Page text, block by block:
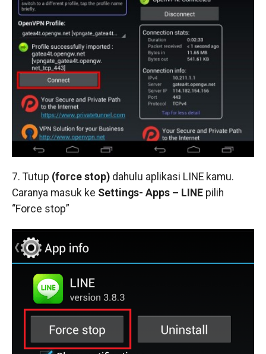
7. Tutup (force stop)dahulu aplikasi LINE kamu.
Caranya masuk ke Settings- Apps – LINE pilih
“Force stop”